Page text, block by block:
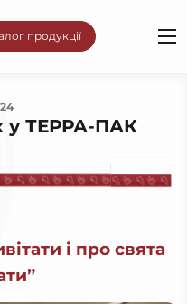
продукції
у ТЕРРА-ПАК
і про свята